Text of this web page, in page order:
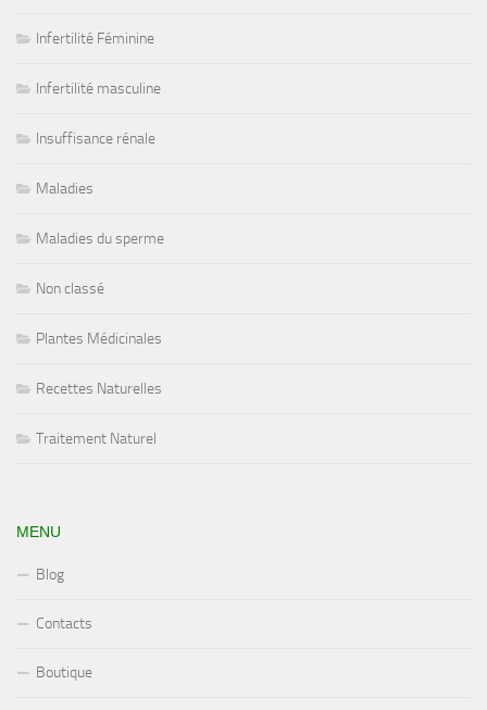
Infertilité Féminine
Infertilité masculine
Insuffisance rénale
Maladies
Maladies du sperme
Non classé
Plantes Médicinales
Recettes Naturelles
Traitement Naturel
MENU
Blog
Contacts
Boutique